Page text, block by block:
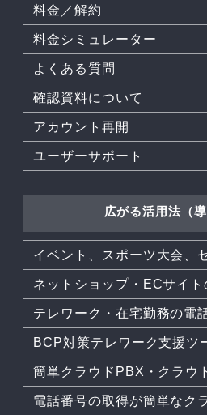
料金／解約
料金シミュレーター
よくある質問
確認資料について
アカウント再開
ユーザーサポート
広がる活用法（導
ネットショップ・ECサイ
テレワーク・在宅勤務の電
BCP対策テレワーク支援ツ
簡単クラウドPBX・クラウ
電話番号の取得が簡単なク